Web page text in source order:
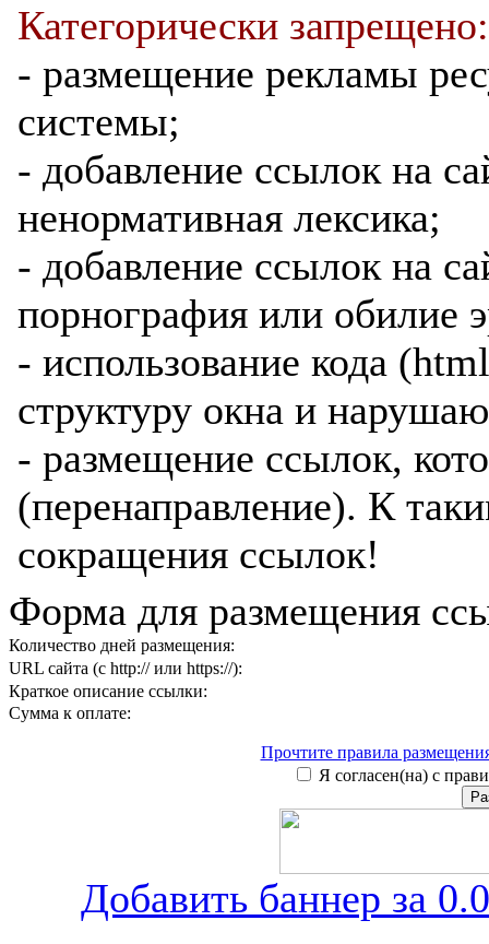
Категорически запрещено:
- размещение рекламы
системы;
- добавление ссылок на
ненормативная лексика;
- добавление ссылок на
порнография или обилие
- использование кода
структуру окна и
- размещение ссылок,
(перенаправление). К
сокращения ссылок!
Форма для размещения
Количество дней размещения:
URL сайта (с http:// или https://):
Краткое описание ссылки:
Сумма к оплате:
Прочтите правила
Я согласен(на) с
Добавить баннер за